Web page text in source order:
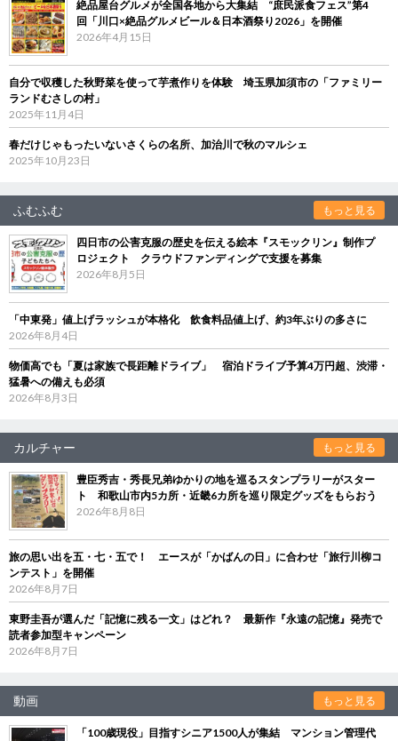
絶品屋台グルメが全国各地から大集結 “庶民派食フェス”第4
回「川口×絶品グルメビール＆日本酒祭り2026」を開催
2026年4月15日
自分で収穫した秋野菜を使って芋煮作りを体験 埼玉県加須市の「ファミリー
ランドむさしの村」
2025年11月4日
春だけじゃもったいないさくらの名所、加治川で秋のマルシェ
2025年10月23日
ふむふむ もっと見る
四日市の公害克服の歴史を伝える絵本『スモックリン』制作プ
ロジェクト クラウドファンディングで支援を募集
2026年8月5日
「中東発」値上げラッシュが本格化 飲食料品値上げ、約3年ぶりの多さに
2026年8月4日
物価高でも「夏は家族で長距離ドライブ」 宿泊ドライブ予算4万円超、渋滞・
猛暑への備えも必須
2026年8月3日
カルチャー もっと見る
豊臣秀吉・秀長兄弟ゆかりの地を巡るスタンプラリーがスター
ト 和歌山市内5カ所・近畿6カ所を巡り限定グッズをもらおう
2026年8月8日
旅の思い出を五・七・五で！ エースが「かばんの日」に合わせ「旅行川柳コ
ンテスト」を開催
2026年8月7日
東野圭吾が選んだ「記憶に残る一文」はどれ？ 最新作『永遠の記憶』発売で
読者参加型キャンペーン
2026年8月7日
動画 もっと見る
「100歳現役」目指すシニア1500人が集結 マンション管理代